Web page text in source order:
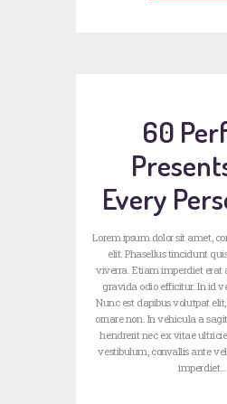
60
Every
Lorem ipsum dolor sit amet,
elit. Phasellus tincidunt
viverra. Etiam imperdiet erat
gravida odio efficitur. In id
Nunc est dapibus volutpat
ornare non. In vehicula a
hendrerit nec ex vitae
vestibulum, convallis ante
imperdiet…